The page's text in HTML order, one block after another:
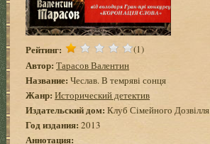
Рейтинг: (1)
Автор: Тарасов Валентин
Название: Чеслав. В темряві сонця
Жанр: Исторический детектив
Издательский дом: Клуб Сімейного Дозвілля
Год издания:2013
Аннотация: